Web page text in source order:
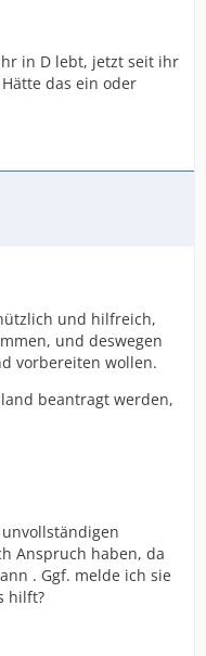
in D lebt, jetzt seit ihr
das ein oder
und hilfreich,
und deswegen
vorbereiten wollen.
beantragt werden,
Anspruch haben, da
. Ggf. melde ich sie
hilft?